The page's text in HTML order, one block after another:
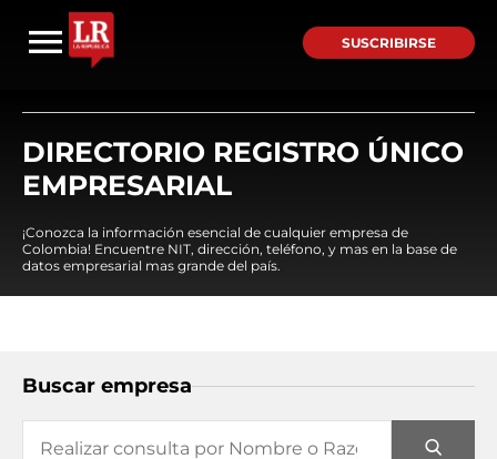
SUSCRIBIRSE
DIRECTORIO REGISTRO ÚNICO
EMPRESARIAL
¡Conozca la información esencial de cualquier empresa de
Colombia! Encuentre NIT, dirección, teléfono, y mas en la base de
datos empresarial mas grande del país.
Buscar empresa